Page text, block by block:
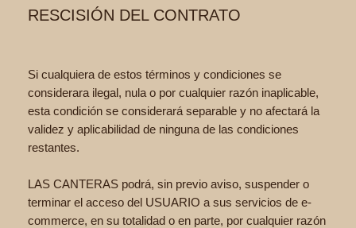
RESCISIÓN DEL CONTRATO
Si cualquiera de estos términos y condiciones se
considerara ilegal, nula o por cualquier razón inaplicable,
esta condición se considerará separable y no afectará la
validez y aplicabilidad de ninguna de las condiciones
restantes.
LAS CANTERAS podrá, sin previo aviso, suspender o
terminar el acceso del USUARIO a sus servicios de e-
commerce, en su totalidad o en parte, por cualquier razón